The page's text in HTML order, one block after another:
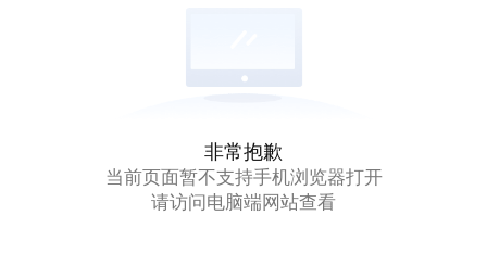
非常抱歉
当前页面暂不支持手机浏览器打开
请访问电脑端网站查看